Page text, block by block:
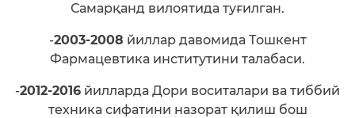
Самарқанд вилоятида туғилган.
-2003-2008 йиллар давомида Тошкент
Фармацевтика институтини талабаси.
-2012-2016 йилларда Дори воситалари ва тиббий
техника сифатини назорат қилиш бош